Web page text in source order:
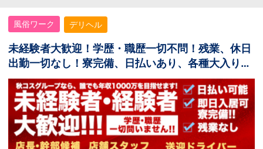
風俗ワーク デリヘル
未経験者大歓迎！学歴・職歴一切不問！残業、休日
出勤一切なし！寮完備、日払いあり、各種大入り手
当あり！